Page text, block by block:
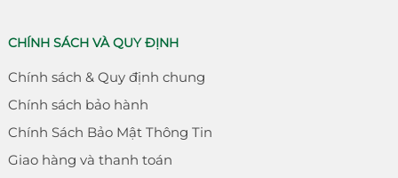
CHÍNH SÁCH VÀ QUY ĐỊNH
Chính sách & Quy định chung
Chính sách bảo hành
Chính Sách Bảo Mật Thông Tin
Giao hàng và thanh toán